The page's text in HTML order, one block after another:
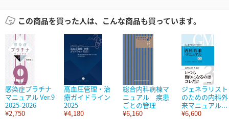
この商品を買った人は、こんな商品も買っています。
感染症プラチナ
マニュアル Ver.9
2025-2026
¥2,750
高血圧管理・治
療ガイドライン
2025
¥4,180
総合内科病棟マ
ニュアル 疾患
ごとの管理
¥6,160
ジェネラリスト
のための内科外
来マニュアル...
¥6,600